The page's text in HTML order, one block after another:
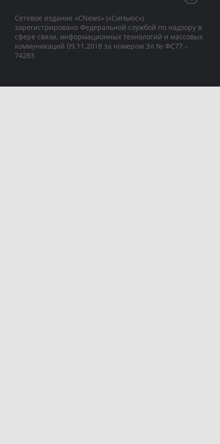
Сетевое издание «CNews» («СиНьюс»)
зарегистрировано Федеральной службой по надзору в
сфере связи, информационных технологий и массовых
коммуникаций 09.11.2018 за номером Эл № ФС77 –
74283